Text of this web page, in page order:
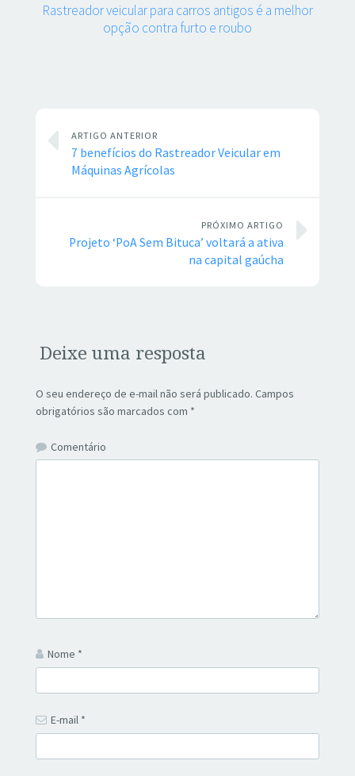
Rastreador veicular para carros antigos é a melhor
opção contra furto e roubo
ARTIGO ANTERIOR
7 benefícios do Rastreador Veicular em
Máquinas Agrícolas
PRÓXIMO ARTIGO
Projeto ‘PoA Sem Bituca’ voltará a ativa
na capital gaúcha
Deixe uma resposta
O seu endereço de e-mail não será publicado. Campos
obrigatórios são marcados com *
Comentário
Nome *
E-mail *